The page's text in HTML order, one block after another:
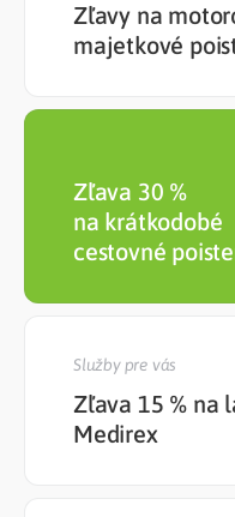
Zľavy na
majetkové
Zľava 30 %
na krátkodobé
cestovné
Služby pre vás
Zľava 15 % na
Medirex